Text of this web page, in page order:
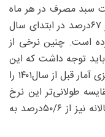
سبد مصرف در هر ماه
نسبت به ماه مشابه در سال قبل است، از ۶۷‌درصد در ابتدای سال
است. چنین نرخی از
است. باید توجه داشت که این
رکورد در حالی به ثبت رسیده که بانک مرکزی آمار قبل از سال۱۴۰۱ را
مقایسه طولانی‌تر این نرخ
ممکن نبوده است. در نهایت نرخ تورم سالانه نیز از ۶/‏‏۵۰‌درصد به